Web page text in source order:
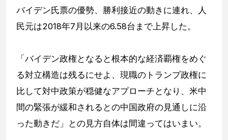
バイデン氏票の優勢、勝利接近の動きに連れ、人
民元は2018年7月以来の6.58台まで上昇した。
「バイデン政権となると根本的な経済覇権をめぐ
る対立構造は残るにせよ、現職のトランプ政権に
比して対中政策が穏健なアプローチとなり、米中
間の緊張が緩和されるとの中国政府の見通しに沿
った動きだ」との見方自体は間違ってはいまい。